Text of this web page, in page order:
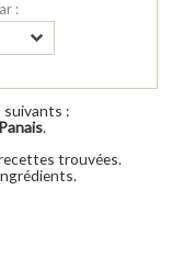
:
suivants :
Panais.
trouvées.